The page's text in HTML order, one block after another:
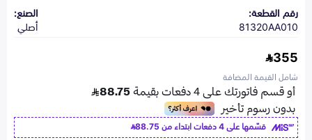
رقم القطعة:
81320AA010
الصنع:
أصلي
355
شامل القيمة المضافة
قسّمها على 4 دفعات ابتداء من
88.75